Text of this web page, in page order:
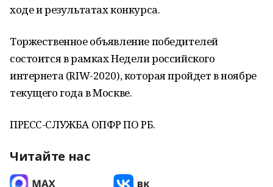
ходе и результатах конкурса.
Торжественное объявление победителей
состоится в рамках Недели российского
интернета (RIW-2020), которая пройдет в ноябре
текущего года в Москве.
ПРЕСС-СЛУЖБА ОПФР ПО РБ.
Читайте нас